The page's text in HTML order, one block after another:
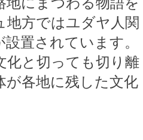
地方ではユダヤ人関
置されています。
化と切っても切り離
各地に残した文化